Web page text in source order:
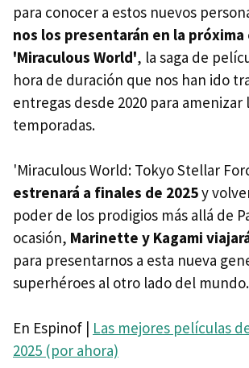
para conocer a estos nuevos
nos los presentarán en la
'Miraculous World', la saga de
hora de duración que nos han ido
entregas desde 2020 para
temporadas.
'Miraculous World: Tokyo Stellar
estrenará a finales de 2025y
poder de los prodigios más allá de
ocasión, Marinette y Kagami
para presentarnos a esta nueva
superhéroes al otro lado del mundo.
En Espinof | Las mejores películas
2025 (por ahora)